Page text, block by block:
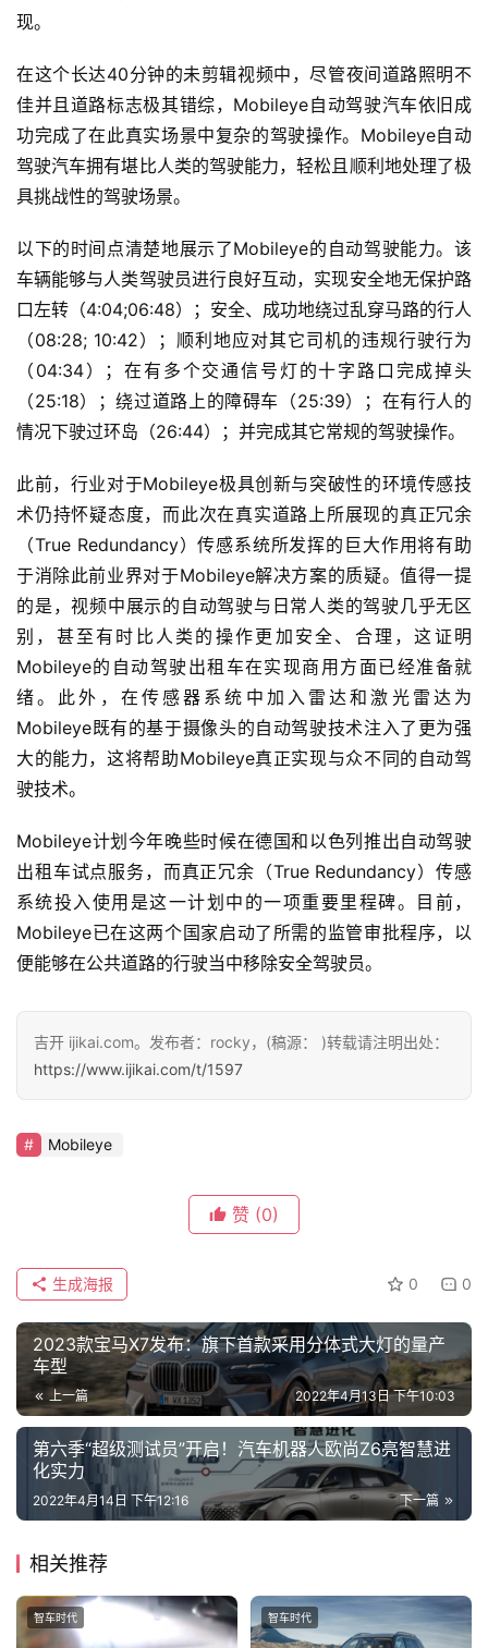
车
代
新
能
评
测
旅
家
车
讯
快
报
专
栏
吉
开
T
a
l
登录 注册
现。
在这个长达40分钟的未剪辑视频中，尽管夜间道路照明不
佳并且道路标志极其错综，Mobileye自动驾驶汽车依旧成
功完成了在此真实场景中复杂的驾驶操作。Mobileye自动
驾驶汽车拥有堪比人类的驾驶能力，轻松且顺利地处理了极
具挑战性的驾驶场景。
以下的时间点清楚地展示了Mobileye的自动驾驶能力。该
车辆能够与人类驾驶员进行良好互动，实现安全地无保护路
口左转（4:04;06:48）；安全、成功地绕过乱穿马路的行人
（08:28; 10:42）；顺利地应对其它司机的违规行驶行为
（04:34）；在有多个交通信号灯的十字路口完成掉头
（25:18）；绕过道路上的障碍车（25:39）；在有行人的
情况下驶过环岛（26:44）；并完成其它常规的驾驶操作。
此前，行业对于Mobileye极具创新与突破性的环境传感技
术仍持怀疑态度，而此次在真实道路上所展现的真正冗余
（True Redundancy）传感系统所发挥的巨大作用将有助
于消除此前业界对于Mobileye解决方案的质疑。值得一提
的是，视频中展示的自动驾驶与日常人类的驾驶几乎无区
别，甚至有时比人类的操作更加安全、合理，这证明
Mobileye的自动驾驶出租车在实现商用方面已经准备就
绪。此外，在传感器系统中加入雷达和激光雷达为
Mobileye既有的基于摄像头的自动驾驶技术注入了更为强
大的能力，这将帮助Mobileye真正实现与众不同的自动驾
驶技术。
Mobileye计划今年晚些时候在德国和以色列推出自动驾驶
出租车试点服务，而真正冗余（True Redundancy）传感
系统投入使用是这一计划中的一项重要里程碑。目前，
Mobileye已在这两个国家启动了所需的监管审批程序，以
便能够在公共道路的行驶当中移除安全驾驶员。
吉开 ijikai.com。发布者：rocky，(稿源： )转载请注明出处：
https://www.ijikai.com/t/1597
Mobileye
赞 (0)
0 0
生成海报
2023款宝马X7发布：旗下首款采用分体式大灯的量产
车型
上一篇 2022年4月13日 下午10:03
第六季“超级测试员”开启！汽车机器人欧尚Z6亮智慧进
化实力
下一篇
2022年4月14日 下午12:16
相关推荐
智车时代 智车时代